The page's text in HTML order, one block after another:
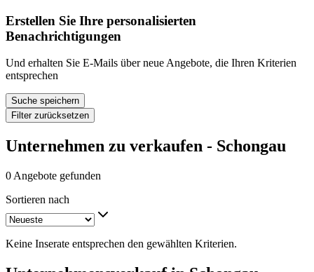
Erstellen Sie Ihre personalisierten
Benachrichtigungen
Und erhalten Sie E-Mails über neue Angebote, die Ihren Kriterien
entsprechen
Suche speichern
Filter zurücksetzen
Unternehmen zu verkaufen - Schongau
0 Angebote gefunden
Sortieren nach
Keine Inserate entsprechen den gewählten Kriterien.